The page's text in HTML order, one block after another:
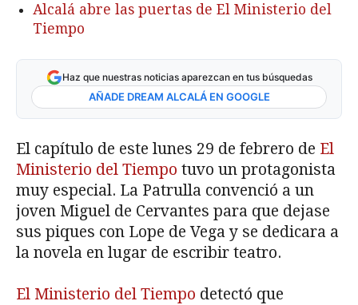
Alcalá abre las puertas de El Ministerio del
Tiempo
Haz que nuestras noticias aparezcan en tus búsquedas
AÑADE DREAM ALCALÁ EN GOOGLE
El capítulo de este lunes 29 de febrero de El
Ministerio del Tiempo tuvo un protagonista
muy especial. La Patrulla convenció a un
joven Miguel de Cervantes para que dejase
sus piques con Lope de Vega y se dedicara a
la novela en lugar de escribir teatro.
El Ministerio del Tiempo detectó que